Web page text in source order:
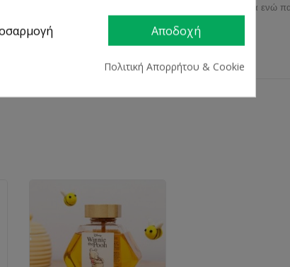
που προστατεύει από τους ερεθισμούς και τα συγκάματα ενώ
Αποδοχή
Πολιτική Απορρήτου & Cookie